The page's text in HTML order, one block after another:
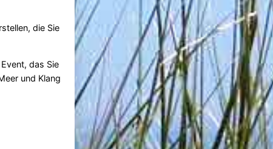
die Sie
das Sie
und Klang